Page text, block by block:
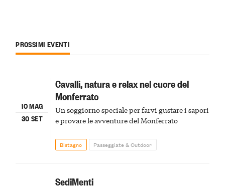
PROSSIMI EVENTI
10 MAG
30 SET
Cavalli, natura e relax nel cuore del
Monferrato
Un soggiorno speciale per farvi gustare i sapori
e provare le avventure del Monferrato
Bistagno Passeggiate & Outdoor
SediMenti